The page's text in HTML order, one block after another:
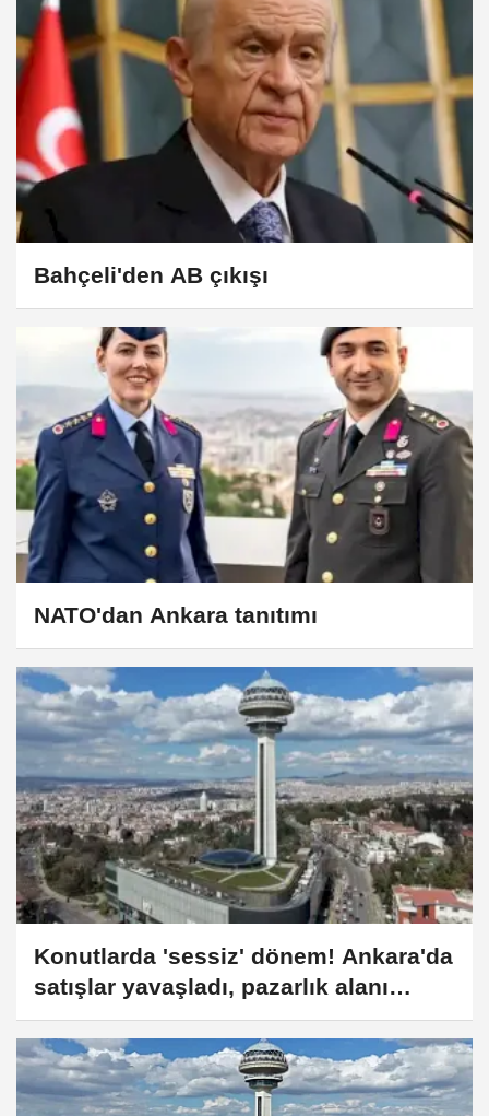
Bahçeli'den AB çıkışı
NATO'dan Ankara tanıtımı
Konutlarda 'sessiz' dönem! Ankara'da
satışlar yavaşladı, pazarlık alanı
genişledi